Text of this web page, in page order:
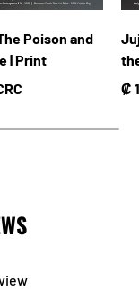
Poison and
| Print
₡